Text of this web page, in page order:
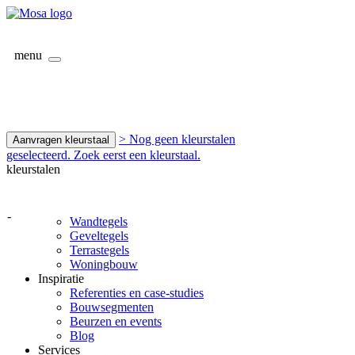
menu
Aanvragen kleurstaal
> Nog geen kleurstalen
geselecteerd. Zoek eerst een kleurstaal.
kleurstalen
-
Wandtegels
Geveltegels
Terrastegels
Woningbouw
Inspiratie
Referenties en case-studies
Bouwsegmenten
Beurzen en events
Blog
Services